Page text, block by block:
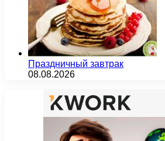
Праздничный завтрак
08.08.2026